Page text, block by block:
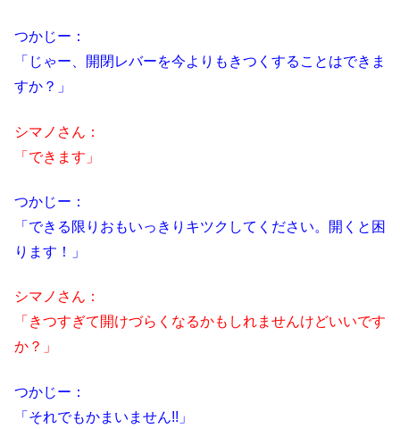
つかじー：
「じゃー、開閉レバーを今よりもきつくすることはできま
すか？」
シマノさん：
「できます」
つかじー：
「できる限りおもいっきりキツクしてください。開くと困
ります！」
シマノさん：
「きつすぎて開けづらくなるかもしれませんけどいいです
か？」
つかじー：
「それでもかまいません!!」